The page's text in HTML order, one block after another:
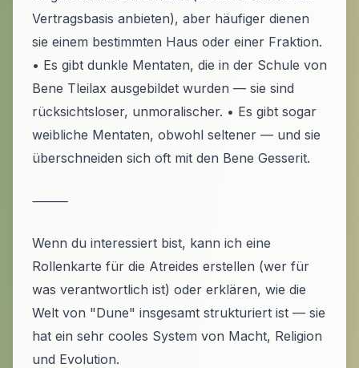
Vertragsbasis anbieten), aber häufiger dienen
sie einem bestimmten Haus oder einer Fraktion.
• Es gibt dunkle Mentaten, die in der Schule von
Bene Tleilax ausgebildet wurden — sie sind
rücksichtsloser, unmoralischer. • Es gibt sogar
weibliche Mentaten, obwohl seltener — und sie
überschneiden sich oft mit den Bene Gesserit.
⸻
Wenn du interessiert bist, kann ich eine
Rollenkarte für die Atreides erstellen (wer für
was verantwortlich ist) oder erklären, wie die
Welt von "Dune" insgesamt strukturiert ist — sie
hat ein sehr cooles System von Macht, Religion
und Evolution.